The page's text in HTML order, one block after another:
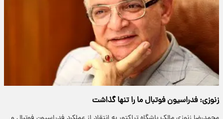
زنوزی: فدراسیون فوتبال ما را تنها گذاشت